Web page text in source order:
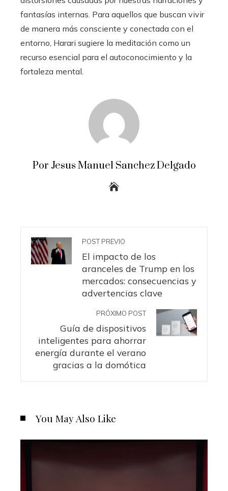
fantasías internas. Para aquellos que buscan vivir
de manera más consciente y conectada con el
entorno, Harari sugiere la meditación como un
recurso esencial para el autoconocimiento y la
fortaleza mental.
Por Jesus Manuel Sanchez Delgado
POST PREVIO
El impacto de los
aranceles de Trump en los
mercados: consecuencias y
advertencias clave
PRÓXIMO POST
Guía de dispositivos
inteligentes para ahorrar
energía durante el verano
gracias a la domótica
You May Also Like